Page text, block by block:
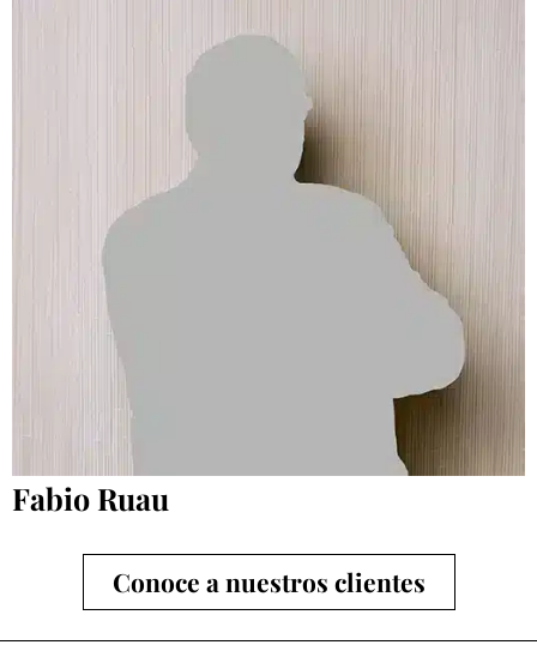
Fabio Ruau
Conoce a nuestros clientes